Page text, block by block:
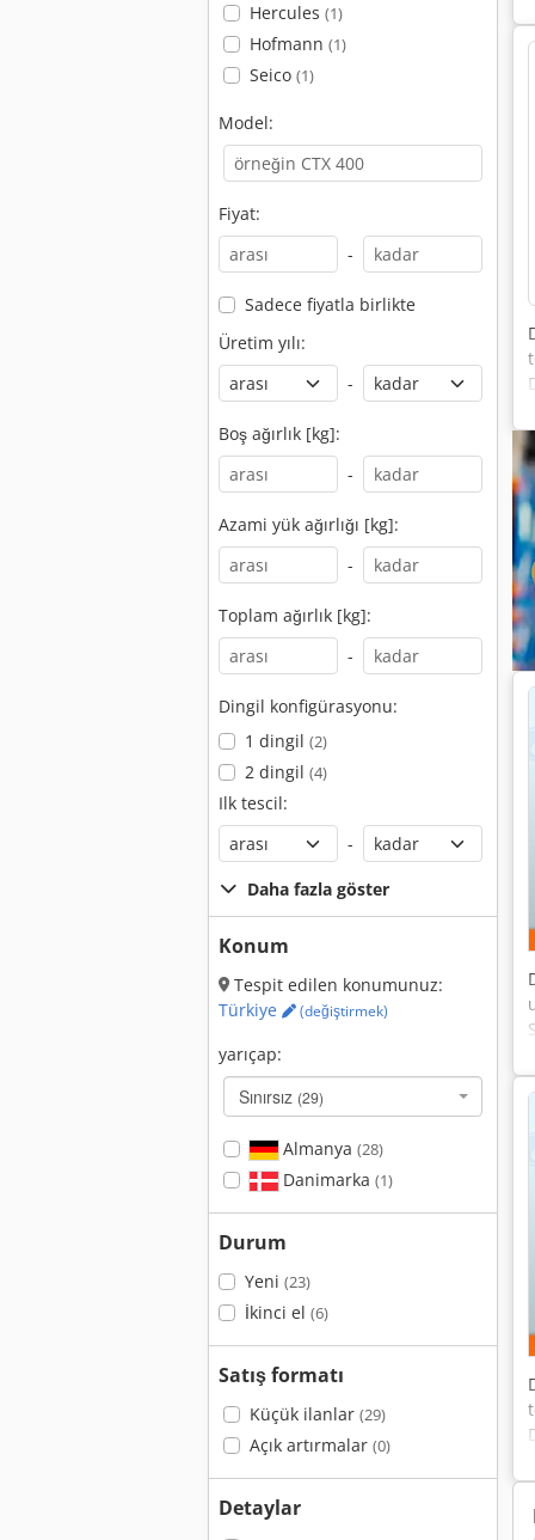
Hercules (1)
Hofmann (1)
Seico (1)
Model:
Fiyat:
-
Sadece fiyatla birlikte
Üretim yılı:
-
Boş ağırlık [kg]:
-
Azami yük ağırlığı [kg]:
-
Toplam ağırlık [kg]:
-
Dingil konfigürasyonu:
1 dingil (2)
2 dingil (4)
Ilk tescil:
-
Daha fazla göster
Konum
Tespit edilen konumunuz:
Türkiye
(değiştirmek)
yarıçap:
Sınırsız (29)
Almanya (28)
Danimarka (1)
Durum
Yeni (23)
İkinci el (6)
Satış formatı
Küçük ilanlar (29)
Açık artırmalar (0)
Detaylar